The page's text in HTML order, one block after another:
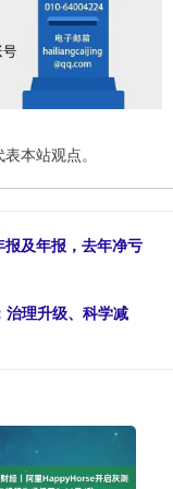
本站观点。
及年报，去年净亏
治理升级、科学减